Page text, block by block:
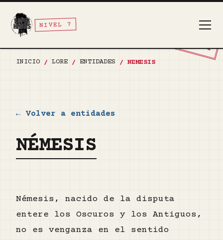
TOP SECRET
NIVEL 7
INICIO / LORE / ENTIDADES / NEMESIS
← Volver a entidades
NÉMESIS
Némesis, nacido de la disputa
entere los Oscuros y los Antiguos,
no es venganza en el sentido